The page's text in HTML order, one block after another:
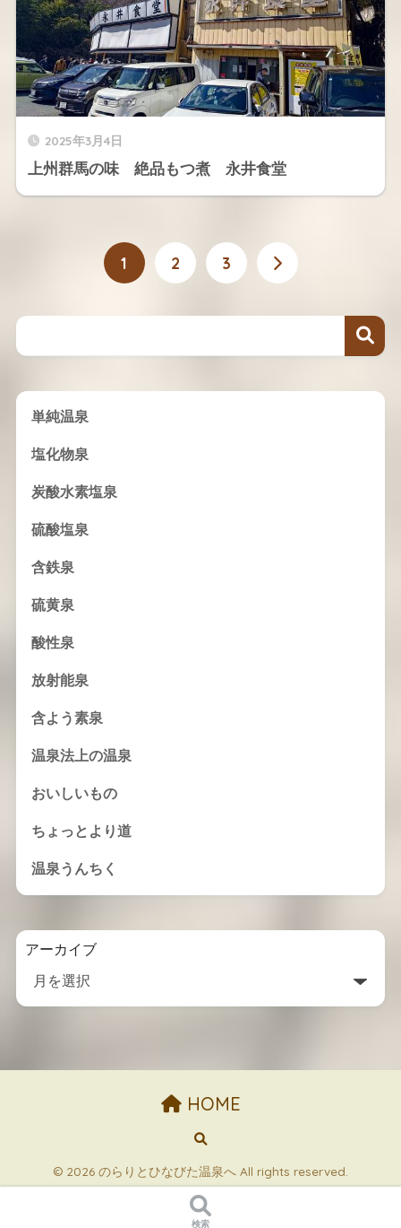
2025年3月4日
上州群馬の味 絶品もつ煮 永井食堂
1 2 3
単純温泉
塩化物泉
炭酸水素塩泉
硫酸塩泉
含鉄泉
硫黄泉
酸性泉
放射能泉
含よう素泉
温泉法上の温泉
おいしいもの
ちょっとより道
温泉うんちく
アーカイブ
HOME
© 2026 のらりとひなびた温泉へ All rights reserved.
検索